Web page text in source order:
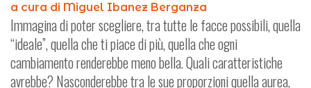
a cura di Miguel Ibanez Berganza
Immagina di poter scegliere, tra tutte le facce possibili, quella
“ideale”, quella che ti piace di più, quella che ogni
cambiamento renderebbe meno bella. Quali caratteristiche
avrebbe? Nasconderebbe tra le sue proporzioni quella aurea,